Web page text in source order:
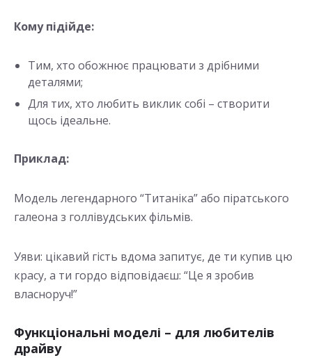
Кому підійде:
Тим, хто обожнює працювати з дрібними
деталями;
Для тих, хто любить виклик собі – створити
щось ідеальне.
Приклад:
Модель легендарного “Титаніка” або піратського
галеона з голлівудських фільмів.
Уяви: цікавий гість вдома запитує, де ти купив цю
красу, а ти гордо відповідаєш: “Це я зробив
власноруч!”
Функціональні моделі – для любителів
драйву